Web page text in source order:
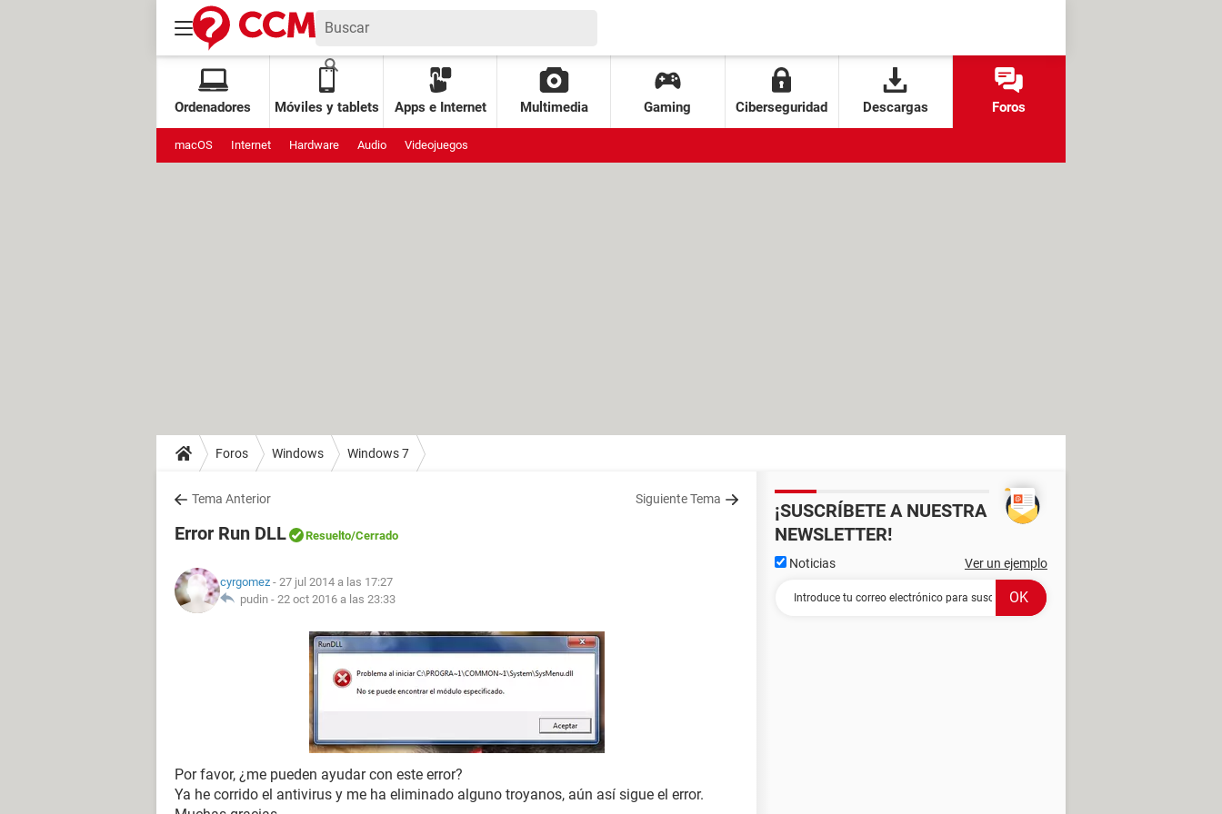
Ordenadores Móviles y tablets Apps e Internet Multimedia Gaming Ciberseguridad Descargas Foros
macOS Internet Hardware Audio Videojuegos
Foros Windows Windows 7
Tema Anterior Siguiente Tema
Error Run DLL Resuelto/Cerrado
cyrgomez - 27 jul 2014 a las 17:27
pudin - 22 oct 2016 a las 23:33
Por favor, ¿me pueden ayudar con este error?
Ya he corrido el antivirus y me ha eliminado alguno troyanos, aún así sigue el error.
¡SUSCRÍBETE A NUESTRA
NEWSLETTER!
Noticias Ver un ejemplo